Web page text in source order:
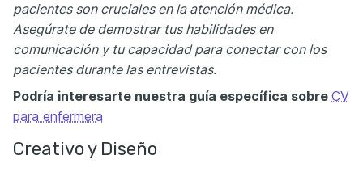
pacientes son cruciales en la atención médica.
Asegúrate de demostrar tus habilidades en
comunicación y tu capacidad para conectar con los
pacientes durante las entrevistas.
Podría interesarte nuestra guía específica sobre CV
para enfermera
Creativo y Diseño